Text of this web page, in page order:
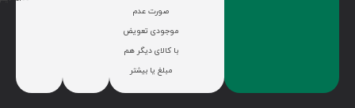
صورت عدم
موجودی تعویض
با کالای دیگر هم
مبلغ یا بیشتر